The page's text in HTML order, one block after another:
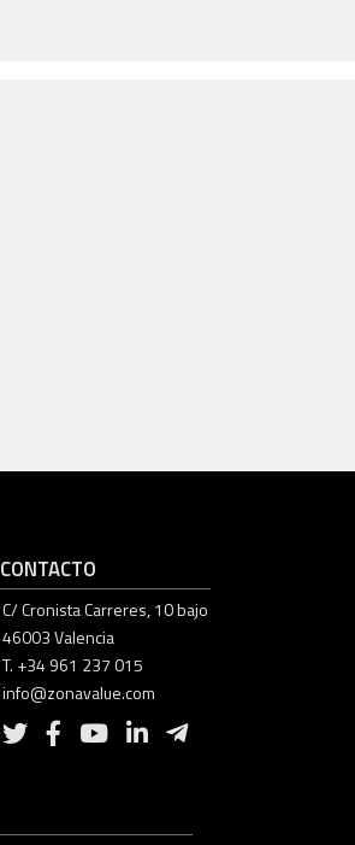
CONTACTO
C/ Cronista Carreres, 10 bajo
46003 Valencia
T. +34 961 237 015
info@zonavalue.com